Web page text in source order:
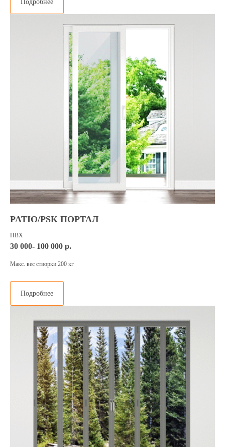
Подробнее
PATIO/PSK ПОРТАЛ
ПВХ
30 000- 100 000 р.
Макс. вес створки 200 кг
Подробнее
Подберём
портальные двери
под ваш бюджет
Расскажите о своем
помещении, а также ваши
пожелания и мы подберем вам
портальные двери и
сориентируем по стоимости
Номер для связи